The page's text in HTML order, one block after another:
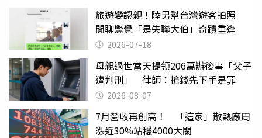
旅遊變認親！陸男幫台灣遊客拍照
閒聊驚覺「是失聯大伯」奇蹟重逢
2026-07-18
母親過世當天提領206萬辦後事「父子
遭判刑」 律師：搶錢先下手是罪
2026-08-07
7月營收再創高！ 「這家」散熱廠周
漲近30%站穩4000大關